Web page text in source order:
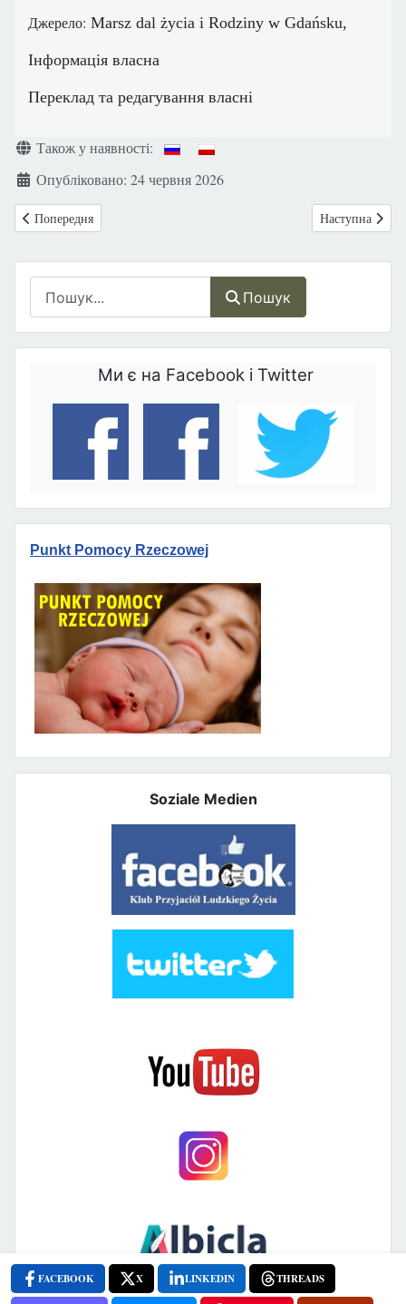
Пошук
Ми є на Facebook і Twitter
Punkt Pomocy Rzeczowej
Soziale Medien
Джерело: Marsz dal życia i Rodziny w Gdańsku,
Інформація власна
Переклад та редагування власні
FACEBOOK X LINKEDIN THREADS
ДеталіТакож у наявності:
Опубліковано: 24 червня 2026
Попередня стаття: Запрошуємо на подкаст із серії «Розмови про
Попередня Наступна
Наступна